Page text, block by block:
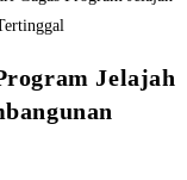
Jelajah